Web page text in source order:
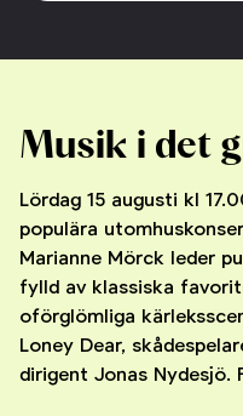
Musik i det
Lördag 15 augusti kl
populära
Marianne Mörck leder
fylld av klassiska
oförglömliga
Loney Dear,
dirigent Jonas Nydesjö.